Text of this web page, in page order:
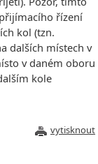
řízení
kol (tzn.
dalších místech v
v daném oboru
kole
vytisknout